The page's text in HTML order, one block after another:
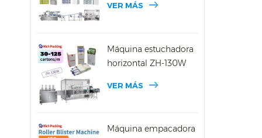
VER MÁS
Máquina estuchadora
horizontal ZH-130W
VER MÁS
Máquina empacadora